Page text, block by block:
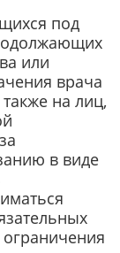
под
или
врача
на лиц,
в виде